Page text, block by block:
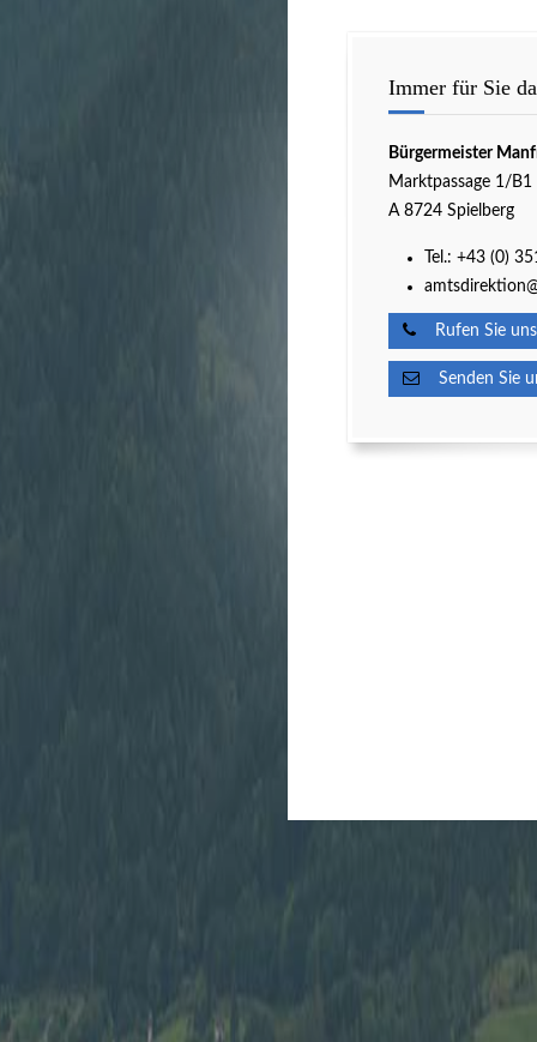
Immer für Sie
Bürgermeister
Marktpassage 1/B1
A 8724 Spielberg
Tel.: +43 (0)
Rufen Sie
Senden Sie